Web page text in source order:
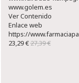
www.golem.es
Ver Contenido
Enlace web
https://
23,29 €27,39 €